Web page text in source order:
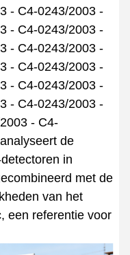
- C4-0243/2003 -
- C4-0243/2003 -
- C4-0243/2003 -
- C4-0243/2003 -
- C4-0243/2003 -
- C4-0243/2003 -
- C4-
de
in
met de
van het
een referentie voor